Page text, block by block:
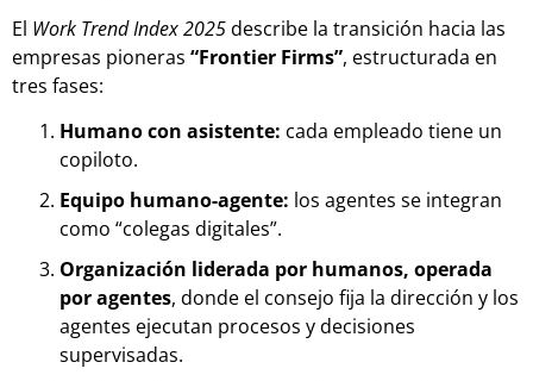
El Work Trend Index 2025describe la transición hacia las
empresas pioneras “Frontier Firms”, estructurada en
tres fases:
Humano con asistente: cada empleado tiene un
copiloto.
Equipo humano-agente: los agentes se integran
como “colegas digitales”.
Organización liderada por humanos, operada
por agentes, donde el consejo fija la dirección y los
agentes ejecutan procesos y decisiones
supervisadas.